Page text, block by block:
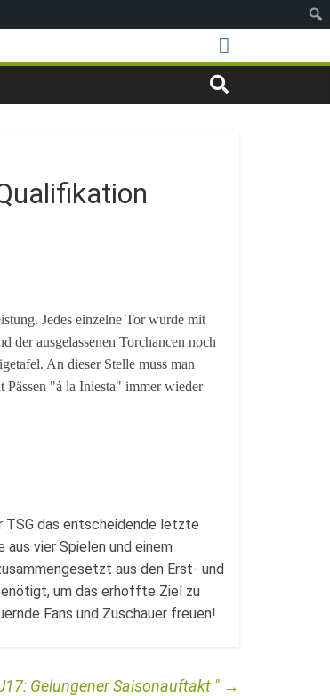
Jedes einzelne Tor wurde mit
der ausgelassenen Torchancen noch
An dieser Stelle muss man
Pässen "à la Iniesta" immer wieder
TSG das entscheidende letzte
vier Spielen und einem
aus den Erst- und
um das erhoffte Ziel zu
Fans und Zuschauer freuen!
Gelungener Saisonauftakt →